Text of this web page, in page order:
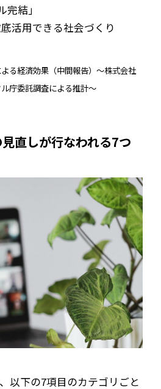
完結｣
活用できる社会づくり
る経済効果（中間報告）～株式会社
庁委託調査による推計～
直しが行なわれる7つ
以下の7項目のカテゴリごと